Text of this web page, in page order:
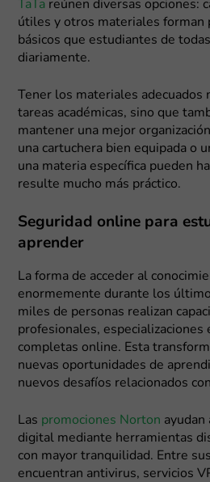
TaTa reúnen diversas opciones:
útiles y otros materiales forman
básicos que estudiantes de
diariamente.
Tener los materiales adecuados
tareas académicas, sino que
mantener una mejor
una cartuchera bien equipada o
una materia específica pueden
resulte mucho más práctico.
Seguridad online para
aprender
La forma de acceder al
enormemente durante los
miles de personas realizan
profesionales, especializaciones
completas online. Esta
nuevas oportunidades de
nuevos desafíos relacionados
Las promociones Norton ayudan
digital mediante herramientas
con mayor tranquilidad. Entre
encuentran antivirus, servicios